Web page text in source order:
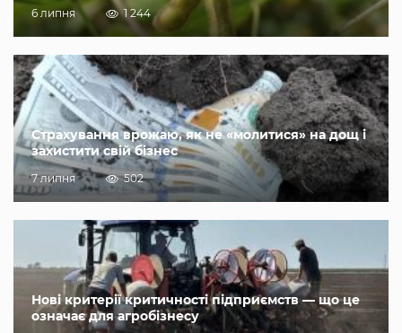
6 липня 1 244
Страхування врожаю, як не «молитися» на дощ і
захистити свій бізнес
7 липня 502
Нові критерії критичності підприємств — що це
означає для агробізнесу